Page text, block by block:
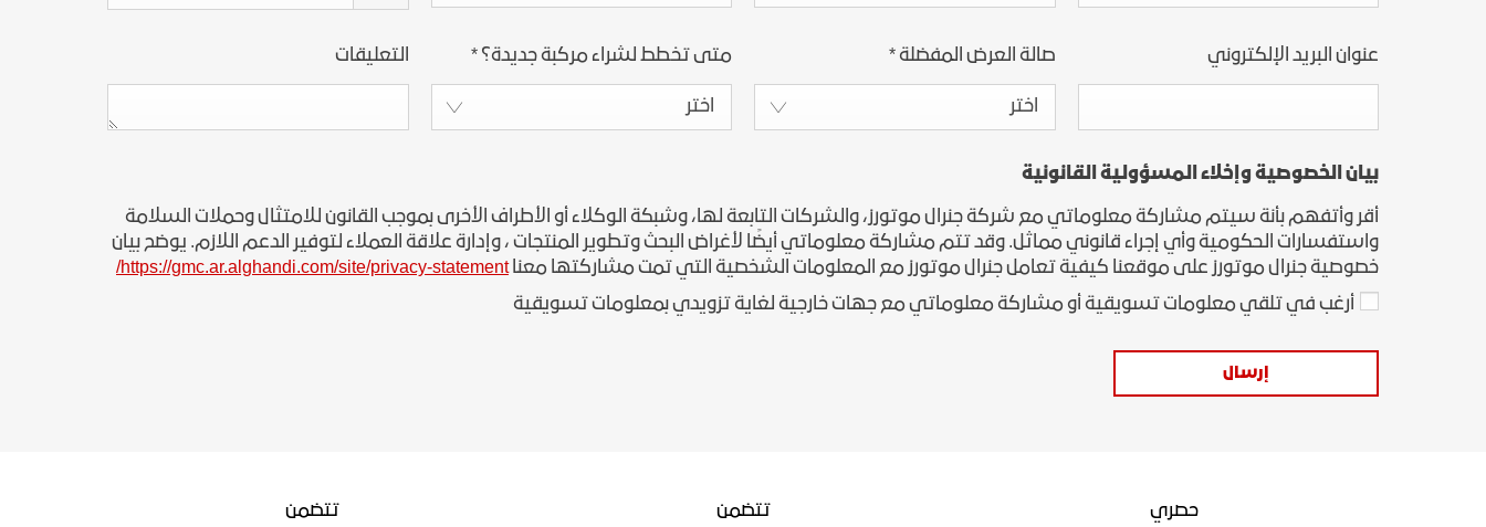
عنوان البريد الإلكتروني صالة العرض المفضلة*
اختر
متى تخطط لشراء مركبة جديدة؟*
اختر
التعليقات
بيان الخصوصية وإخلاء المسؤولية القانونية
أقر وأتفهم بأنة سيتم مشاركة معلوماتي مع شركة جنرال موتورز، والشركات التابعة لها، وشبكة الوكلاء أو الأطراف الأخرى بموجب القانون للامتثال وحملات السلامة
واستفسارات الحكومية وأي إجراء قانوني مماثل. وقد تتم مشاركة معلوماتي أيضًا لأغراض البحث وتطوير المنتجات ، وإدارة علاقة العملاء لتوفير الدعم اللازم. يوضح بيان
خصوصية جنرال موتورز على موقعنا كيفية تعامل جنرال موتورز مع المعلومات الشخصية التي تمت مشاركتها معناhttps://gmc.ar.alghandi.com/site/privacy-statement/
أرغب في تلقي معلومات تسويقية أو مشاركة معلوماتي مع جهات خارجية لغاية تزويدي بمعلومات تسويقية
إرسال
حصري
تتضمن
تتضمن